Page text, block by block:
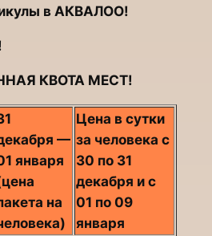
в АКВАЛОО!
КВОТА МЕСТ!
—
января
на
Цена в сутки
за человека с
30 по 31
декабря и с
01 по 09
января